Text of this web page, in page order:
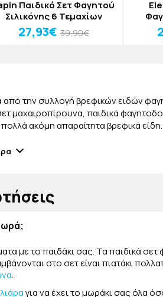
Παιδικό Σετ Φαγητού
Σιλικόνης 6 Τεμαχίων
27,93€ 39,90€
την συλλογή βρεφικών ειδών
μαχαιροπίρουνα, παιδικά
ακόμη απαραίτητα βρεφικά
στο γραφείο ή στις εκδρομές σας.
με το παιδάκι σας. Τα παιδικά
στο σετ είναι πιατάκι
.
για να έχει το μωράκι σας όλα